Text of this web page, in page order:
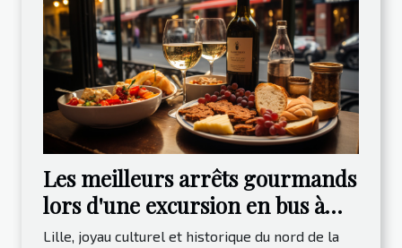
Les meilleurs arrêts gourmands
lors d'une excursion en bus à
Lille
Lille, joyau culturel et historique du nord de la